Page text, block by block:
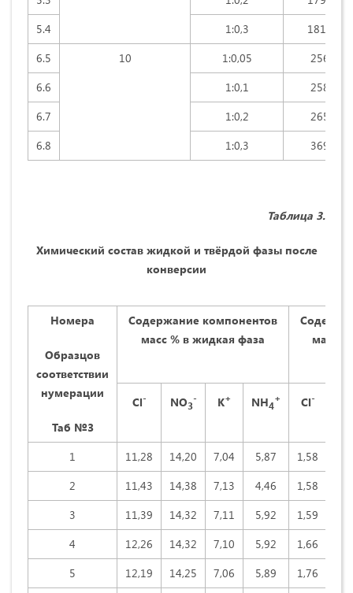
5.4
1:0,3
1816,44
6.5
10 1:0,05
2561,8
6.6
1:0,1
2582,2
6.7
1:0,2
2658,1
6.8
1:0,3 3695,7
Таблица 3.
Химический состав жидкой и твёрдой фазы после
конверсии
Номера
Образцов
соответствии
нумерации
Таб №3
Содержание компонентов
масс % в жидкая фаза
масс
Cl- NO3
- K+ NH4
+ Cl-
1 11,28 14,20 7,04 5,87 1,58
2
11,43 14,38 7,13 4,46 1,58
3
11,39 14,32 7,11 5,92 1,59
4
12,26 14,32 7,10 5,92 1,66
5
12,19 14,25 7,06 5,89 1,76